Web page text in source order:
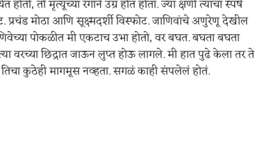
तो मृत्यूच्या रंगाने उग्र होत होता. ज्या क्षणी त्यांचा स्पर्ष
मोठा आणि सूक्ष्मदर्शी विस्फोट. जाणिवांचे अणुरेणू देखील
पोकळीत मी एकटाच उभा होतो, वर बघत. बघता बघता
छिद्रात जाऊन लुप्त होऊ लागले. मी हात पुढे केला तर ते
कुठेही मागमूस नव्हता. सगळं काही संपलेलं होतं.